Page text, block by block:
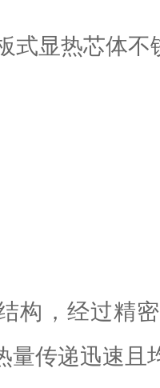
构，经过精
量传递迅速且